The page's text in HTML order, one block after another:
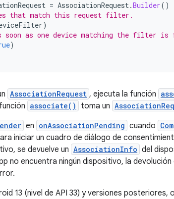
= AssociationRequest.Builder()
that match this request filter.
)
soon as one device matching the filter is
)
AssociationRequest , ejecuta la función
associate() toma un
en onAssociationPending cuando
iniciar un cuadro de diálogo de
se devuelve un AssociationInfo del
no encuentra ningún dispositivo, la
13 (nivel de API 33) y versiones posteriores,